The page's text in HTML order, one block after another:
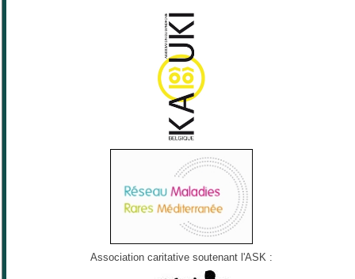
Association caritative soutenant l'ASK :